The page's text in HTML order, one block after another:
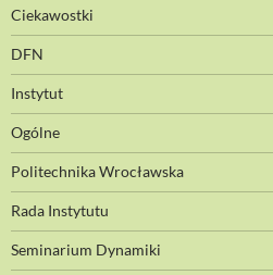
Ciekawostki
DFN
Instytut
Ogólne
Politechnika Wrocławska
Rada Instytutu
Seminarium Dynamiki